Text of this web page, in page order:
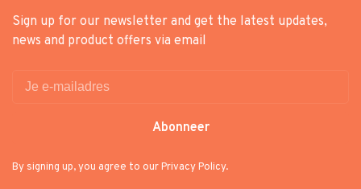
Sign up for our newsletter and get the latest updates,
news and product offers via email
Abonneer
By signing up, you agree to our Privacy Policy.